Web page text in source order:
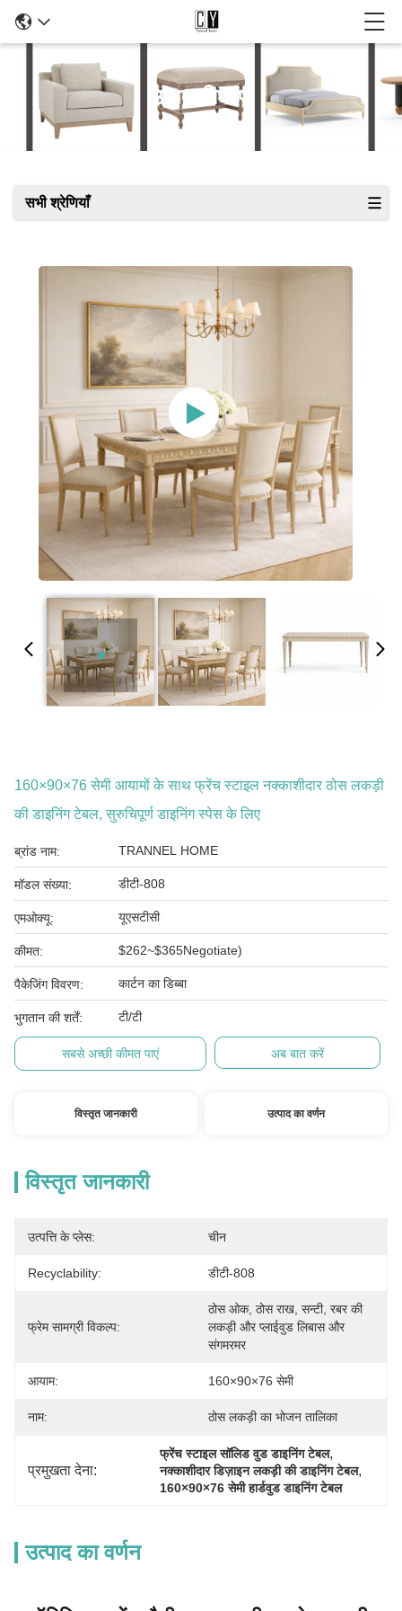
उत्पाद विवरण
सभी श्रेणियाँ
160×90×76 सेमी आयामों के साथ फ्रेंच स्टाइल नक्काशीदार ठोस लकड़ी
की डाइनिंग टेबल, सुरुचिपूर्ण डाइनिंग स्पेस के लिए
ब्रांड नाम: TRANNEL HOME
मॉडल संख्या: डीटी-808
एमओक्यू: यूएसटीसी
कीमत: $262~$365Negotiate)
पैकेजिंग विवरण: कार्टन का डिब्बा
भुगतान की शर्तें: टी/टी
सबसे अच्छी कीमत पाएं अब बात करें
विस्तृत जानकारी उत्पाद का वर्णन
विस्तृत जानकारी
उत्पत्ति के प्लेस: चीन
Recyclability: डीटी-808
फ्रेम सामग्री विकल्प:
ठोस ओक, ठोस राख, सन्टी, रबर की
लकड़ी और प्लाईवुड लिबास और
संगमरमर
आयाम: 160×90×76 सेमी
नाम: ठोस लकड़ी का भोजन तालिका
प्रमुखता देना:
फ्रेंच स्टाइल सॉलिड वुड डाइनिंग टेबल,
नक्काशीदार डिज़ाइन लकड़ी की डाइनिंग टेबल,
160×90×76 सेमी हार्डवुड डाइनिंग टेबल
उत्पाद का वर्णन